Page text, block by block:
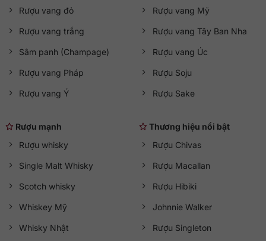
Phương pháp chưng cất Ủ tự nhiên 90 ngày, đóng chai thủ
Nồng độ cồn 40%
Phù hợp sử dụng
Mua Vodka Beluga Gold Line 700ml chính
hãng tại QKAWine
Tại QKAWine
Rượu vang đỏ
Rượu vang trắng
Sâm panh (Champage)
Rượu vang Pháp
Rượu vang Ý
Rượu vang Mỹ
Rượu vang Tây Ban Nha
Rượu vang Úc
Rượu Soju
Rượu Sake
Rượu mạnh
Rượu whisky
Single Malt Whisky
Scotch whisky
Whiskey Mỹ
Whisky Nhật
Thương hiệu nổi bật
Rượu Chivas
Rượu Macallan
Rượu Hibiki
Johnnie Walker
Rượu Singleton